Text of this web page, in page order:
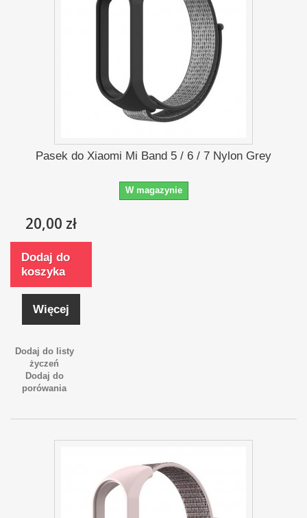
Pasek do Xiaomi Mi Band 5 / 6 / 7 Nylon Grey
W magazynie
20,00 zł
Dodaj do
koszyka
Więcej
Dodaj do listy
życzeń
Dodaj do
porówania